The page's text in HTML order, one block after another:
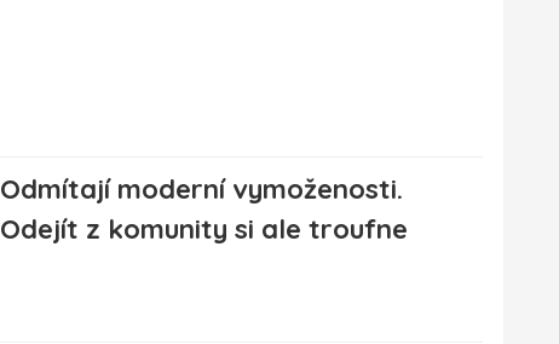
Odmítají moderní vymoženosti.
Odejít z komunity si ale troufne